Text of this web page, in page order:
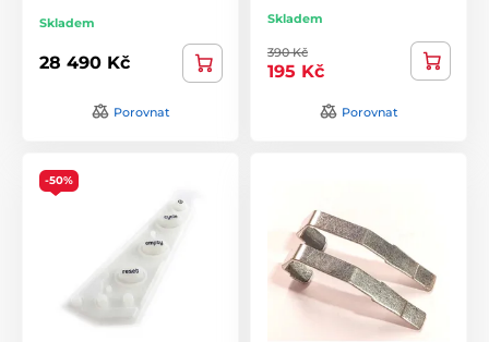
Skladem
28 490 Kč
Porovnat
Skladem
390 Kč
195 Kč
Porovnat
-50%